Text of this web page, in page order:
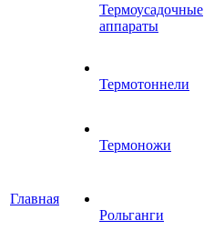
Главная
Термоусадочные
аппараты
Термотоннели
Термоножи
Рольганги